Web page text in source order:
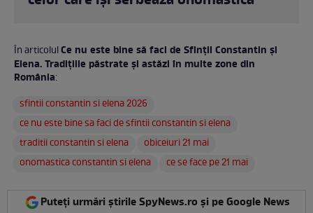
În articolulCe nu este bine să faci de Sfinții Constantin și
Elena. Tradițiile păstrate și astăzi în multe zone din
România:
sfintii constantin si elena 2026
ce nu este bine sa faci de sfintii constantin si elena
traditii constantin si elena
obiceiuri 21 mai
onomastica constantin si elena
ce se face pe 21 mai
Puteți urmări știrile SpyNews.ro și pe Google News